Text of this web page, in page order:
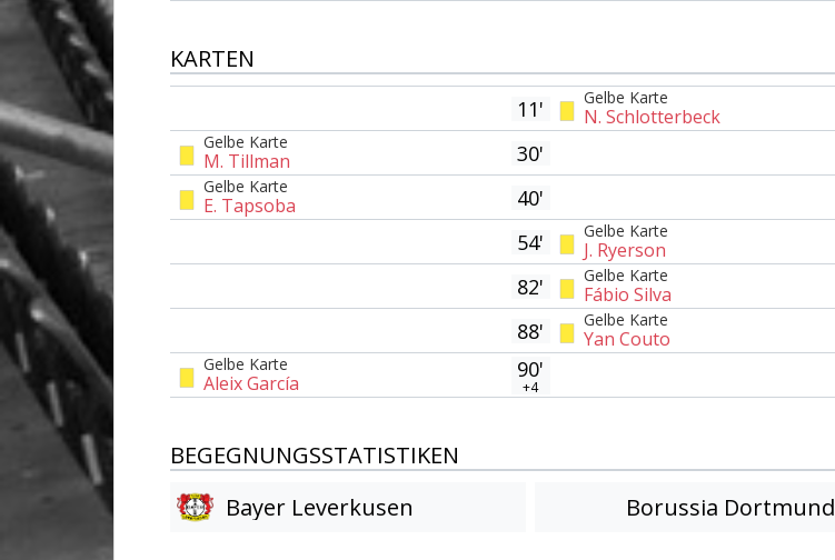
KARTEN
11' Gelbe Karte
N. Schlotterbeck
Gelbe Karte
M. Tillman 30'
Gelbe Karte
E. Tapsoba
40'
54'
Gelbe Karte
J. Ryerson
82' Gelbe Karte
Fábio Silva
88' Gelbe Karte
Yan Couto
Gelbe Karte
Aleix García
90'
+4
BEGEGNUNGSSTATISTIKEN
Bayer Leverkusen
Borussia Dortmund